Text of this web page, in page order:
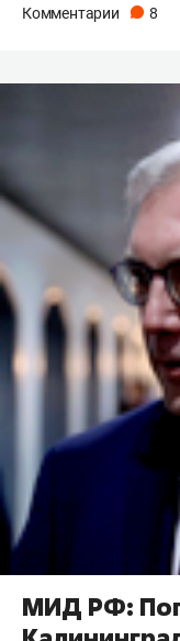
Комментарии 8
МИД РФ: